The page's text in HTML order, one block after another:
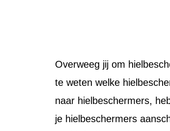
Overweeg jij om
te weten welke
naar hielbeschermers,
je hielbeschermers